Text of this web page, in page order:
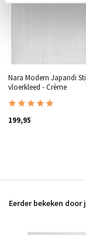
Nara Modern Japandi
vloerkleed - Crème
199,95
Eerder bekeken door